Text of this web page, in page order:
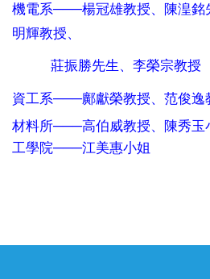
機電系───楊冠雄教授、陳湟
明輝教授、
莊振勝先生、李榮宗教授
資工系───鄺獻榮教授、范俊逸
材料所───高伯威教授、陳秀
工學院───江美惠小姐